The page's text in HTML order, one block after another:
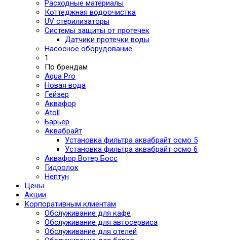
Расходные материалы
Коттеджная водоочистка
UV стерилизаторы
Системы защиты от протечек
Датчики протечки воды
Насосное оборудование
1
По брендам
Aqua Pro
Новая вода
Гейзер
Аквафор
Atoll
Барьер
Аквабрайт
Установка фильтра аквабрайт осмо 5
Установка фильтра аквабрайт осмо 6
Аквафор Вотер Босс
Гидролок
Нептун
Цены
Акции
Корпоративным клиентам
Обслуживание для кафе
Обслуживание для автосервиса
Обслуживание для отелей